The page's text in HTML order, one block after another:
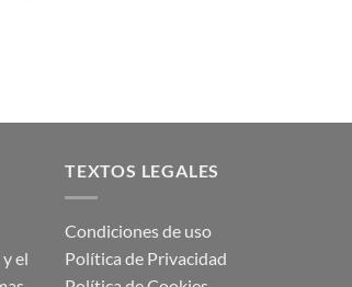
el
TEXTOS LEGALES
Condiciones de uso
Política de Privacidad